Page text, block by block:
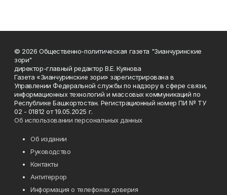
© 2026 Общественно-политическая газета "Зианчуринские
зори"
директор-главный редактор В.Е. Куянова
Газета «Зианчуринские зори» зарегистрирована в
Управлении Федеральной службы по надзору в сфере связи,
информационных технологий и массовых коммуникаций по
Республике Башкортостан. Регистрационный номер ПИ № ТУ
02 - 01812 от 19.05.2025 г.
Об использовании персональных данных
Об издании
Руководство
Контакты
Антитеррор
Информация о телефонах доверия